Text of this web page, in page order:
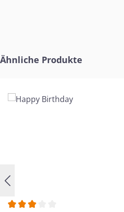
Produktgalerie überspringen
Ähnliche Produkte